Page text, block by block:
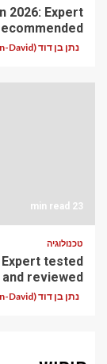
2026: Expert
נתן בן דוד (Natan Ben-David)
23 min read
טכנולוגיה
tested
and reviewed
נתן בן דוד (Natan Ben-David)